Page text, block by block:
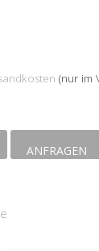
(nur im
ANFRAGEN